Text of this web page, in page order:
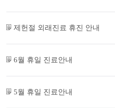
제헌절 외래진료 휴진 안내
6월 휴일 진료안내
5월 휴일 진료안내